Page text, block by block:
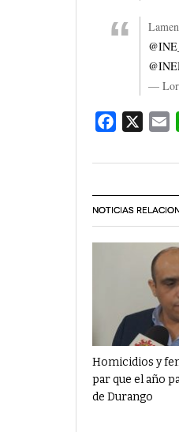
—
Facebook
NOTICIAS
Homicidios y
par que el año
de Durango